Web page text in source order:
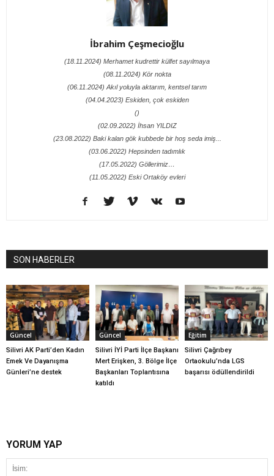
İbrahim Çeşmecioğlu
(18.11.2024) Merhamet kudrettir külfet sayılmaya
(08.11.2024) Kör nokta
(06.11.2024) Akıl yoluyla aktarım, kentsel tarım
(04.04.2023) Eskiden, çok eskiden
()
(02.09.2022) İhsan YILDIZ
(23.08.2022) Baki kalan gök kubbede bir hoş seda imiş...
(03.06.2022) Hepsinden tadımlık
(17.05.2022) Göllerimiz…
(11.05.2022) Eski Ortaköy evleri
SON HABERLER
Güncel
Silivri AK Parti’den Kadın
Emek Ve Dayanışma
Günleri’ne destek
Güncel
Silivri İYİ Parti İlçe Başkanı
Mert Erişken, 3. Bölge İlçe
Başkanları Toplantısına
katıldı
Eğitim
Silivri Çağrıbey
Ortaokulu’nda LGS
başarısı ödüllendirildi
YORUM YAP